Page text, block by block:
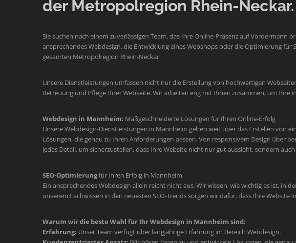
der Metropolregion Rhein-Neckar.
Sie suchen nach einem zuverlässigen Team, das Ihre Online-Präsenz auf
ansprechendes Webdesign, die Entwicklung eines Webshops oder die Optimierung
gesamten Metropolregion Rhein-Neckar.
Unsere Dienstleistungen umfassen nicht nur die Erstellung von hochwertigen
Betreuung und Pflege Ihrer Webseite. Wir arbeiten eng mit Ihnen zusammen, um
Webdesign in Mannheim: Maßgeschneiderte Lösungen für Ihren Online-Erfolg
Unsere Webdesign-Dienstleistungen in Mannheim gehen weit über das Erstellen von
Lösungen, die genau zu Ihren Anforderungen passen. Von responsivem Design
jedes Detail, um sicherzustellen, dass Ihre Website nicht nur gut aussieht, sondern
SEO-Optimierungfür Ihren Erfolg in Mannheim
Ein ansprechendes Webdesign allein reicht nicht aus. Wir wissen, wie wichtig es ist, in
unserem Fachwissen in den neuesten SEO-Trends sorgen wir dafür, dass Ihre
Warum wir die beste Wahl für Ihr Webdesign in Mannheim sind:
Erfahrung: Unser Team verfügt über langjährige Erfahrung im Bereich Webdesign.